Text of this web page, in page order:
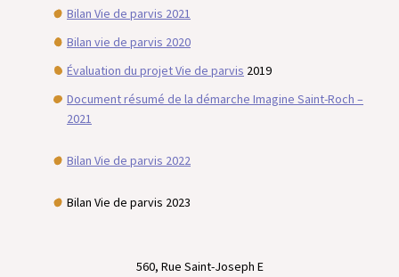
Bilan Vie de parvis 2021
Bilan vie de parvis 2020
Évaluation du projet Vie de parvis 2019
Document résumé de la démarche Imagine Saint-Roch –
2021
Bilan Vie de parvis 2022
Bilan Vie de parvis 2023
560, Rue Saint-Joseph E